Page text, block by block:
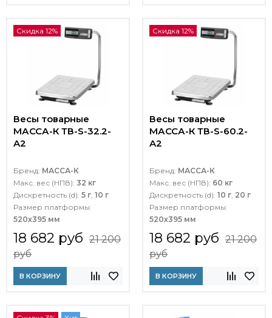
Скидка 12%
Весы товарные
МАССА-К ТВ-S-32.2-
A2
Бренд: МАССА-К
Макс. вес (НПВ): 32 кг
Дискретность (d): 5 г, 10 г
Размер платформы:
520х395 мм
18 682 руб 21 200
руб
В КОРЗИНУ
Скидка 12%
Весы товарные
МАССА-К ТВ-S-60.2-
A2
Бренд: МАССА-К
Макс. вес (НПВ): 60 кг
Дискретность (d): 10 г, 20 г
Размер платформы:
520х395 мм
18 682 руб 21 200
руб
В КОРЗИНУ